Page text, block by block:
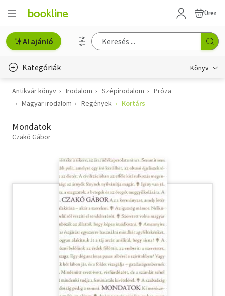
Üres
AI ajánló
Kategóriák Könyv
Életmód, egészség
Gyermek- és ifjúsági
Hobbi, szabadidő
Szótár, nyelvkönyv
Tankönyv, segédkönyv
Társadalomtudomány
Antikvár könyv Irodalom Szépirodalom
Próza
Magyar irodalom
Regények Kortárs
Mondatok
Czakó Gábor